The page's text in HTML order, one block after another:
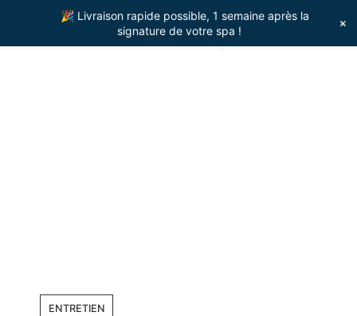
ENTRETIEN
🎉 Livraison rapide possible, 1 semaine après la
signature de votre spa !
+